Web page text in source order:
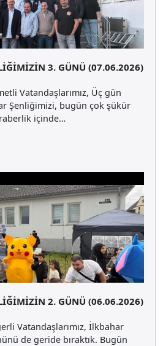
3. GÜNÜ (07.06.2026)
Vatandaşlarımız, Üç gün
Şenliğimizi, bugün çok şükür
içinde…
2. GÜNÜ (06.06.2026)
Vatandaşlarımız, İlkbahar
de geride bıraktık. Bugün